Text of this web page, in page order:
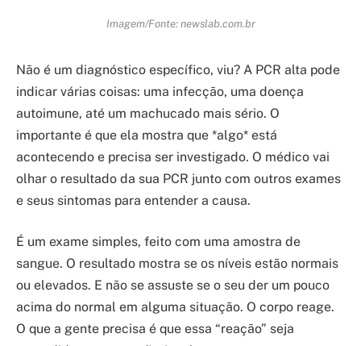
Imagem/Fonte: newslab.com.br
Não é um diagnóstico específico, viu? A PCR alta pode
indicar várias coisas: uma infecção, uma doença
autoimune, até um machucado mais sério. O
importante é que ela mostra que *algo* está
acontecendo e precisa ser investigado. O médico vai
olhar o resultado da sua PCR junto com outros exames
e seus sintomas para entender a causa.
É um exame simples, feito com uma amostra de
sangue. O resultado mostra se os níveis estão normais
ou elevados. E não se assuste se o seu der um pouco
acima do normal em alguma situação. O corpo reage.
O que a gente precisa é que essa “reação” seja